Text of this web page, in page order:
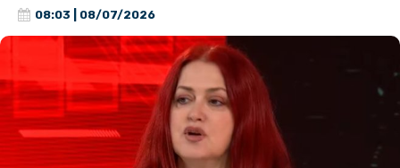
08:03 | 08/07/2026